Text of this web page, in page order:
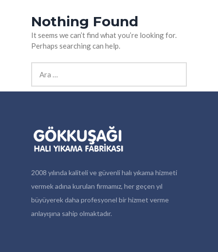
Nothing Found
It seems we can’t find what you’re looking for.
Perhaps searching can help.
2008 yılında kaliteli ve güvenli halı yıkama hizmeti
vermek adına kurulan firmamız, her geçen yıl
büyüyerek daha profesyonel bir hizmet verme
anlayışına sahip olmaktadır.